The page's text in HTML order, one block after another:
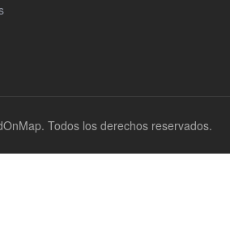
Todos los derechos reservados.